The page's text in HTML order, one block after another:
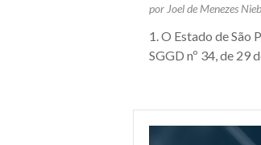
por Joel de Menezes
1. O Estado de São
SGGD nº 34, de 29